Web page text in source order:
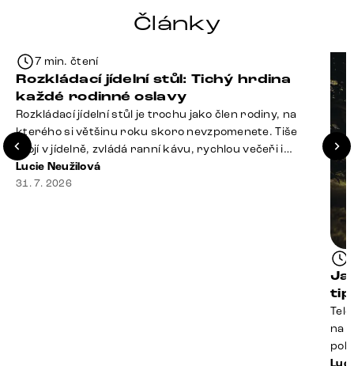
Články
7 min. čtení
Rozkládací jídelní stůl: Tichý hrdina
každé rodinné oslavy
Rozkládací jídelní stůl je trochu jako člen rodiny, na
kterého si většinu roku skoro nevzpomenete. Tiše
stojí v jídelně, zvládá ranní kávu, rychlou večeři i
hromadu dopisů, které je potřeba „někdy vyřídit“. Pak
ale přijdou Vánoce, narozeniny nebo zpráva: „Stavíme
Lucie Neužilová
31. 7. 2026
na